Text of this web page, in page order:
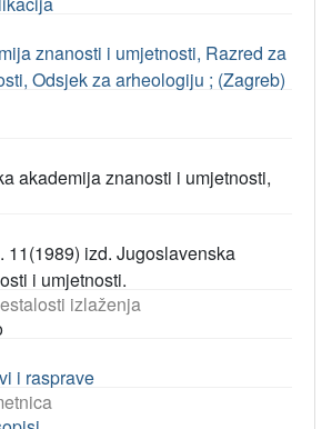
znanosti i umjetnosti, Razred za
Odsjek za arheologiju ; (Zagreb)
akademija znanosti i umjetnosti,
11(1989) izd. Jugoslavenska
i umjetnosti.
izlaženja
i rasprave